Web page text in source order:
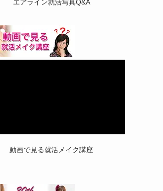
エアライン就活写真Q&A
動画で見る就活メイク講座